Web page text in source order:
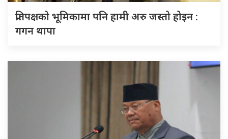
प्रतिपक्षको भूमिकामा पनि हामी अरु जस्तो होइन :
गगन थापा